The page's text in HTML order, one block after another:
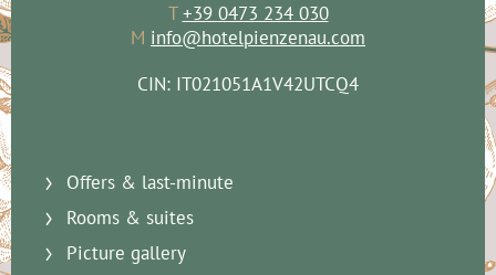
T+39 0473 234 030
M info@hotelpienzenau.com
CIN: IT021051A1V42UTCQ4
Offers & last-minute
Rooms & suites
Picture gallery